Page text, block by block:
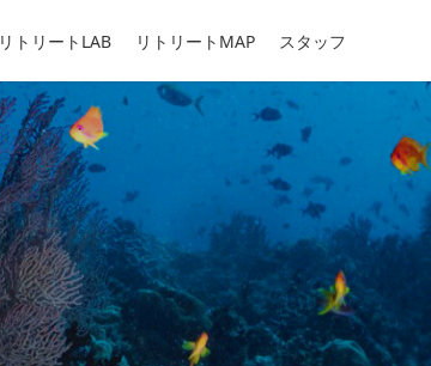
リトリートLAB リトリートMAP スタッフ